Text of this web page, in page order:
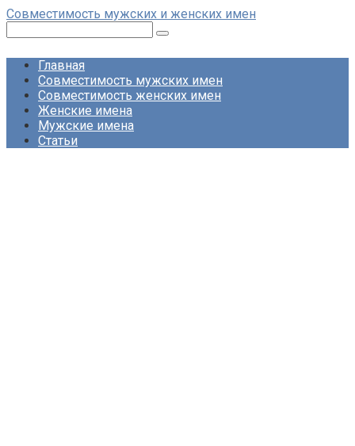
Перейти
контенту
Совместимость мужских и женских имен
Главная
Совместимость мужских имен
Совместимость женских имен
Женские имена
Мужские имена
Статьи